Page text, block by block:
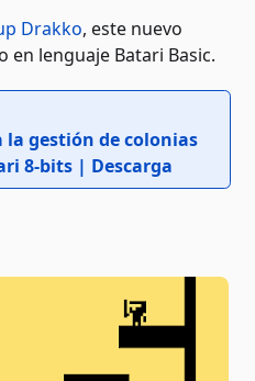
Drakko, este nuevo
en lenguaje Batari Basic.
la gestión de colonias
8-bits | Descarga